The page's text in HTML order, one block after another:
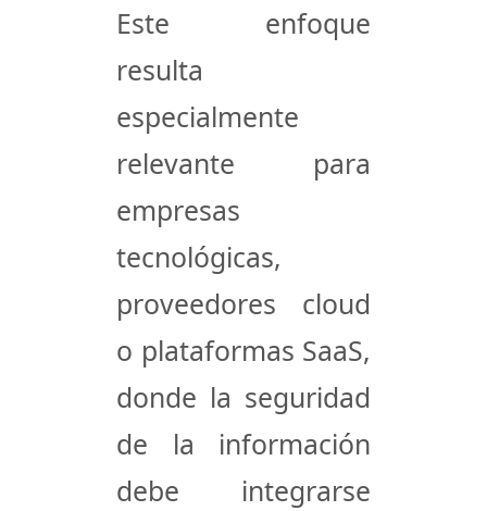
Este enfoque
resulta
especialmente
relevante para
empresas
tecnológicas,
proveedores cloud
o plataformas SaaS,
donde la seguridad
de la información
debe integrarse